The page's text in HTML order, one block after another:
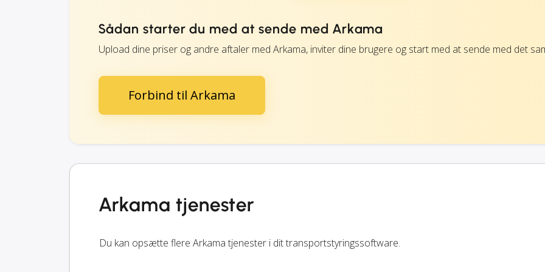
Sådan starter du med at sende med Arkama
Upload dine priser og andre aftaler med Arkama, inviter dine brugere og start med at sende med det
Forbind til Arkama
Arkama tjenester
Du kan opsætte flere Arkama tjenester i dit transportstyringssoftware.